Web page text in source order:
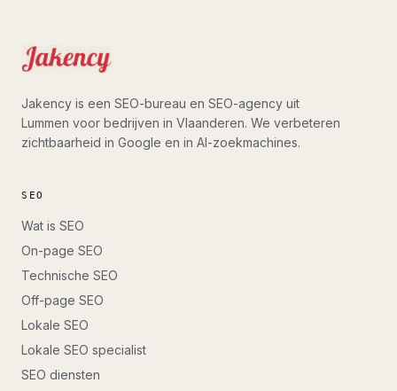
Jakency is een SEO-bureau en SEO-agency uit
Lummen voor bedrijven in Vlaanderen. We verbeteren
zichtbaarheid in Google en in AI-zoekmachines.
SEO
Wat is SEO
On-page SEO
Technische SEO
Off-page SEO
Lokale SEO
Lokale SEO specialist
SEO diensten